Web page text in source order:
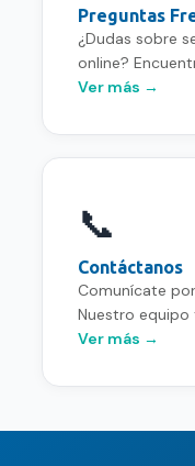
Preguntas
¿Dudas sobre
online?
Ver más →
📞
Contáctanos
Comunícate
Nuestro equipo
Ver más →